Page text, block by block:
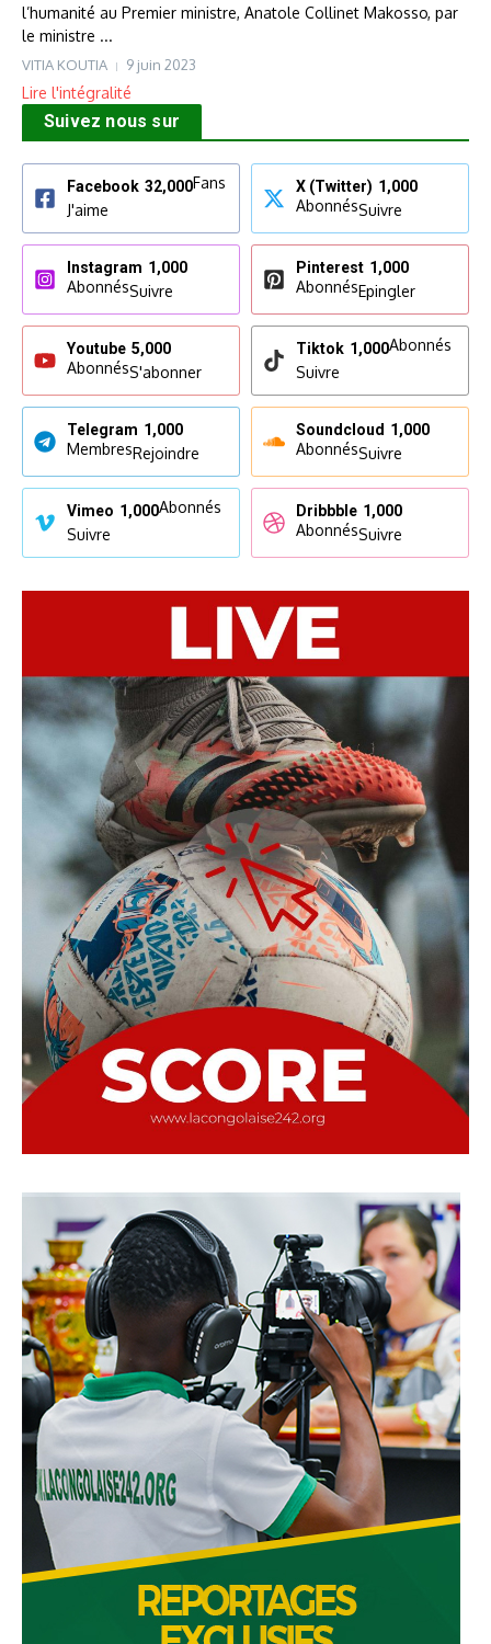
l’humanité au Premier ministre, Anatole Collinet Makosso, par
le ministre ...
VITIA KOUTIA 9 juin 2023
Lire l'intégralité
Suivez nous sur
Facebook 32,000Fans
J'aime
X (Twitter) 1,000
AbonnésSuivre
Instagram 1,000
AbonnésSuivre
Pinterest 1,000
AbonnésEpingler
Youtube 5,000
AbonnésS'abonner
Tiktok 1,000Abonnés
Suivre
Telegram 1,000
MembresRejoindre
Soundcloud 1,000
AbonnésSuivre
Vimeo 1,000Abonnés
Suivre
Dribbble 1,000
AbonnésSuivre